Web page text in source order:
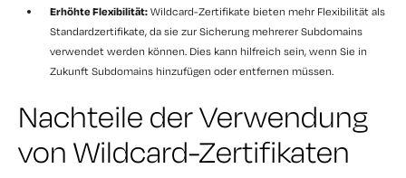
Erhöhte Flexibilität: Wildcard-Zertifikate bieten mehr Flexibilität als
Standardzertifikate, da sie zur Sicherung mehrerer Subdomains
verwendet werden können. Dies kann hilfreich sein, wenn Sie in
Zukunft Subdomains hinzufügen oder entfernen müssen.
Nachteile der Verwendung
von Wildcard-Zertifikaten